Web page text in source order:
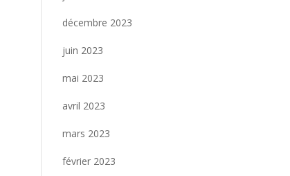
décembre 2023
juin 2023
mai 2023
avril 2023
mars 2023
février 2023